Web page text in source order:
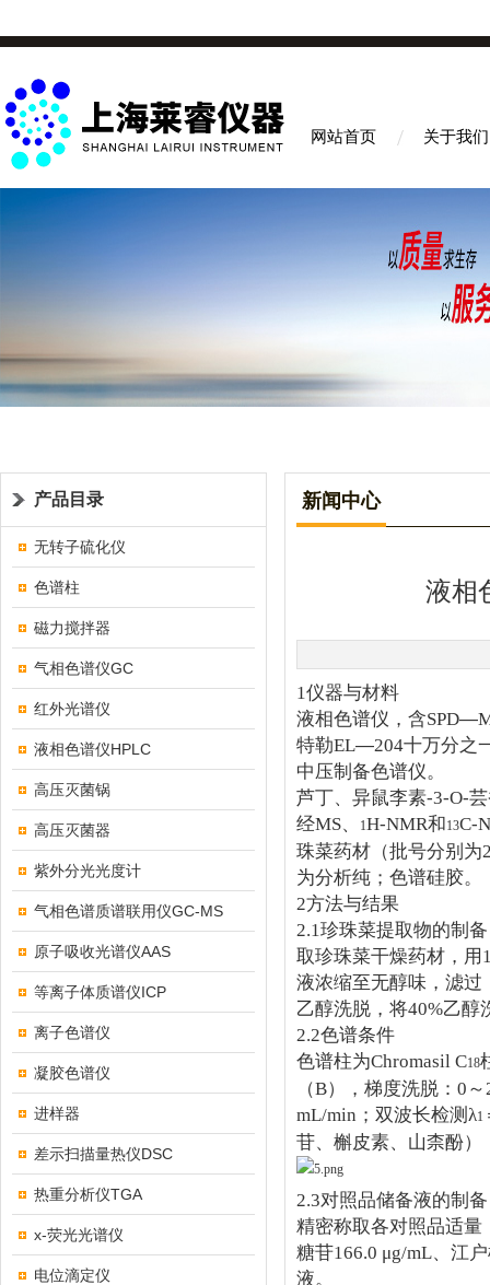
网站首页 关于我们
产品目录
无转子硫化仪
色谱柱
磁力搅拌器
气相色谱仪GC
红外光谱仪
液相色谱仪HPLC
高压灭菌锅
高压灭菌器
紫外分光光度计
气相色谱质谱联用仪GC-MS
原子吸收光谱仪AAS
等离子体质谱仪ICP
离子色谱仪
凝胶色谱仪
进样器
差示扫描量热仪DSC
热重分析仪TGA
x-荧光光谱仪
电位滴定仪
新闻中心
液相
1仪器与材料
液相色谱仪 ，含SPD—
特勒EL—204十万分之
中压制备色谱仪。
芦丁、异鼠李素-3-O-
经MS、 1H-NMR和13C-
珠菜药材（批号分别为
为分析纯；色谱硅胶。
2方法与结果
2.1珍珠菜提取物的制备
取珍珠菜干燥药材，用
液浓缩至无醇味，滤过
乙醇洗脱，将40%乙醇
2.2色谱条件
色谱柱为Chromasil C18
（B），梯度洗脱： 0 ～
mL/min ；双波长检测 λ1
苷、槲皮素、山柰酚）
2.3对照品储备液的制备
精密称取各对照品适
糖苷166.0 μg/mL、江
液。